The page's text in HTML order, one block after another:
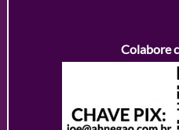
Colabore